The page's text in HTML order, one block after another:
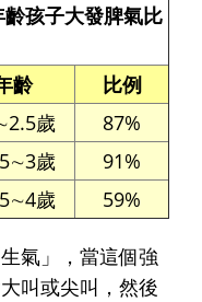
齡孩子大發脾氣比
齡
比例
歲
87%
歲
91%
歲
59%
氣」，當這個強
叫或尖叫，然後